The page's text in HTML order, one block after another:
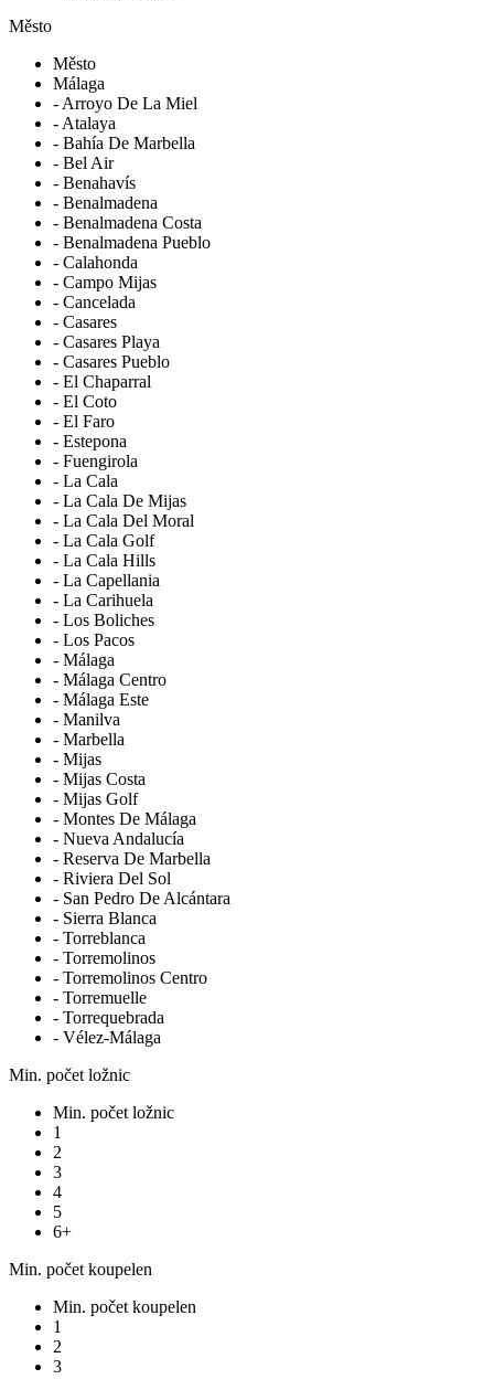
Město
Město
Málaga
- Arroyo De La Miel
- Atalaya
- Bahía De Marbella
- Bel Air
- Benahavís
- Benalmadena
- Benalmadena Costa
- Benalmadena Pueblo
- Calahonda
- Campo Mijas
- Cancelada
- Casares
- Casares Playa
- Casares Pueblo
- El Chaparral
- El Coto
- El Faro
- Estepona
- Fuengirola
- La Cala
- La Cala De Mijas
- La Cala Del Moral
- La Cala Golf
- La Cala Hills
- La Capellania
- La Carihuela
- Los Boliches
- Los Pacos
- Málaga
- Málaga Centro
- Málaga Este
- Manilva
- Marbella
- Mijas
- Mijas Costa
- Mijas Golf
- Montes De Málaga
- Nueva Andalucía
- Reserva De Marbella
- Riviera Del Sol
- San Pedro De Alcántara
- Sierra Blanca
- Torreblanca
- Torremolinos
- Torremolinos Centro
- Torremuelle
- Torrequebrada
- Vélez-Málaga
Min. počet ložnic
Min. počet ložnic
1
2
3
4
5
6+
Min. počet koupelen
Min. počet koupelen
1
2
3